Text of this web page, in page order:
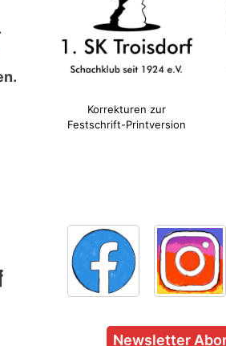
Korrekturen zur
Festschrift-Printversion
Newsletter